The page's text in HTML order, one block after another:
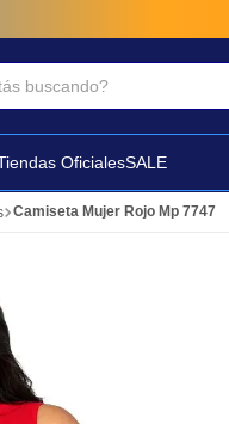
OficialesSALE
Camiseta Mujer Rojo Mp 7747
Buscados